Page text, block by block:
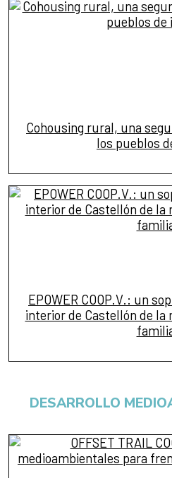
Cohousing rural, una
los pueblos
EPOWER COOP.V.: un
interior de Castellón de la
DESARROLLO